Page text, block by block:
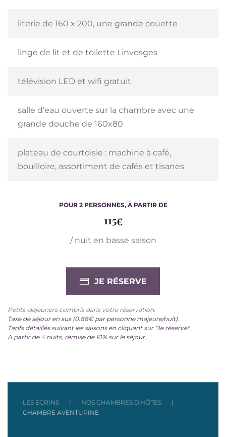
literie de 160 x 200, une grande couette
linge de lit et de toilette Linvosges
télévision LED et wifi gratuit
salle d’eau ouverte sur la chambre avec une
grande douche de 160x80
plateau de courtoisie : machine à café,
bouilloire, assortiment de cafés et tisanes
POUR 2 PERSONNES, À PARTIR DE
115€
/ nuit en basse saison
JE RÉSERVE
Petits-déjeuners compris dans votre réservation.
Taxe de séjour en sus (0.88€ par personne majeure/nuit).
Tarifs détaillés suivant les saisons en cliquant sur "Je réserve".
A partir de 4 nuits, remise de 10% sur le séjour.
LES ÉCRINS
NOS CHAMBRES D'HÔTES
CHAMBRE AVENTURINE